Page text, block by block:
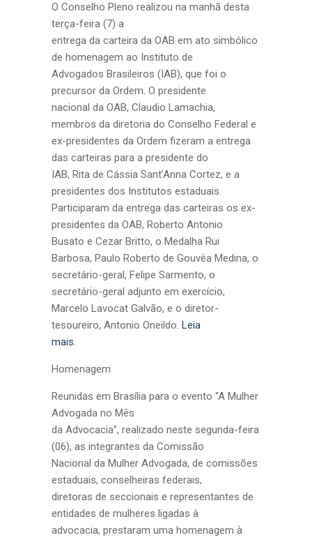
O Conselho Pleno realizou na manhã desta
terça-feira (7) a
entrega da carteira da OAB em ato simbólico
de homenagem ao Instituto de
Advogados Brasileiros (IAB), que foi o
precursor da Ordem. O presidente
nacional da OAB, Claudio Lamachia,
membros da diretoria do Conselho Federal e
ex-presidentes da Ordem fizeram a entrega
das carteiras para a presidente do
IAB, Rita de Cássia Sant’Anna Cortez, e a
presidentes dos Institutos estaduais.
Participaram da entrega das carteiras os ex-
presidentes da OAB, Roberto Antonio
Busato e Cezar Britto, o Medalha Rui
Barbosa, Paulo Roberto de Gouvêa Medina, o
secretário-geral, Felipe Sarmento, o
secretário-geral adjunto em exercício,
Marcelo Lavocat Galvão, e o diretor-
tesoureiro, Antonio Oneildo. Leia
mais.
Homenagem
Reunidas em Brasília para o evento “A Mulher
Advogada no Mês
da Advocacia”, realizado neste segunda-feira
(06), as integrantes da Comissão
Nacional da Mulher Advogada, de comissões
estaduais, conselheiras federais,
diretoras de seccionais e representantes de
entidades de mulheres ligadas à
advocacia, prestaram uma homenagem à